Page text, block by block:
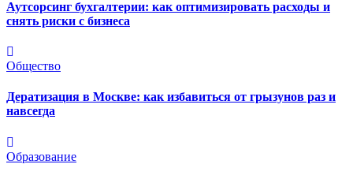
Аутсорсинг бухгалтерии: как оптимизировать расходы и
снять риски с бизнеса
Общество
Дератизация в Москве: как избавиться от грызунов раз и
навсегда
Образование